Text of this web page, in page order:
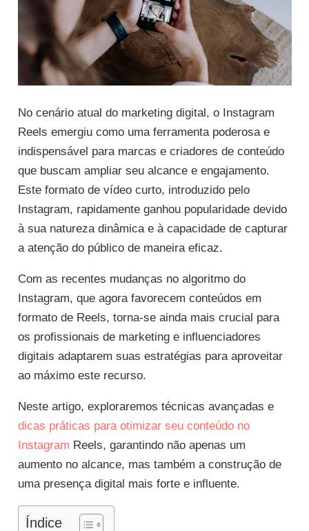
No cenário atual do marketing digital, o Instagram
Reels emergiu como uma ferramenta poderosa e
indispensável para marcas e criadores de conteúdo
que buscam ampliar seu alcance e engajamento.
Este formato de vídeo curto, introduzido pelo
Instagram, rapidamente ganhou popularidade devido
à sua natureza dinâmica e à capacidade de capturar
a atenção do público de maneira eficaz.
Com as recentes mudanças no algoritmo do
Instagram, que agora favorecem conteúdos em
formato de Reels, torna-se ainda mais crucial para
os profissionais de marketing e influenciadores
digitais adaptarem suas estratégias para aproveitar
ao máximo este recurso.
Neste artigo, exploraremos técnicas avançadas e
dicas práticas para otimizar seu conteúdo no
Instagram Reels, garantindo não apenas um
aumento no alcance, mas também a construção de
uma presença digital mais forte e influente.
Índice